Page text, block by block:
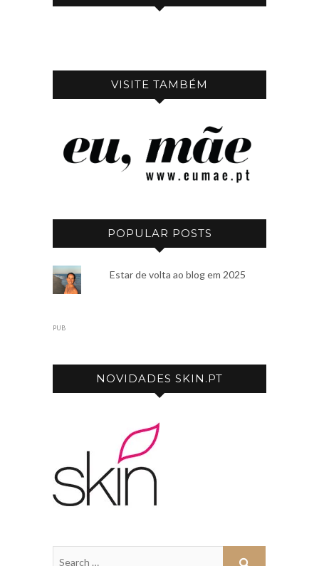
VISITE TAMBÉM
POPULAR POSTS
Estar de volta ao blog em 2025
PUB
NOVIDADES SKIN.PT